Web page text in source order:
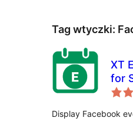
Tag wtyczki:
XT
for
Display Facebook